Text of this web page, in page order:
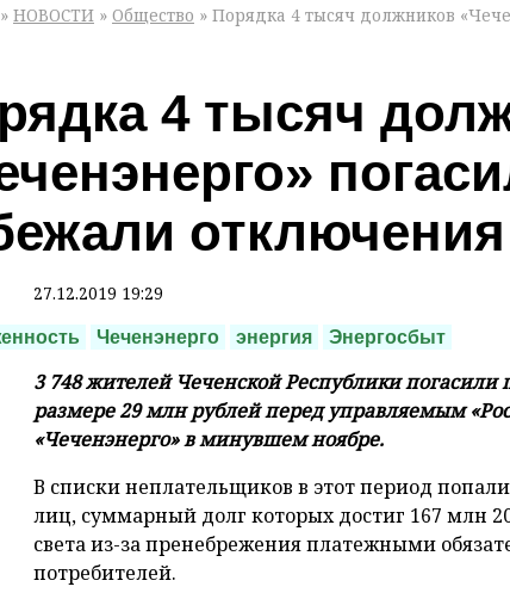
» НОВОСТИ » Общество » Порядка 4 тысяч должников
4 тысяч
отключения
27.12.2019 19:29
Чеченэнерго энергия Энергосбыт
3 748 жителей Чеченской Республики погасили
размере 29 млн рублей перед управляемым
«Чеченэнерго» в минувшем ноябре.
В списки неплательщиков в этот период
лиц, суммарный долг которых достиг 167 млн
света из-за пренебрежения платежными
потребителей.